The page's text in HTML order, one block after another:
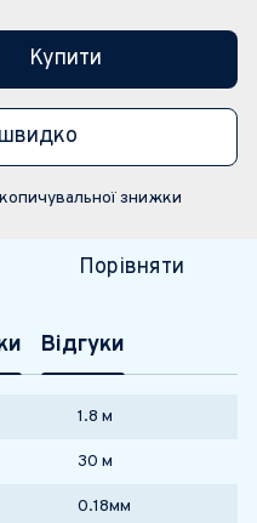
Купити
знижки
Порівняти
Відгуки
1.8 м
30 м
0.18мм